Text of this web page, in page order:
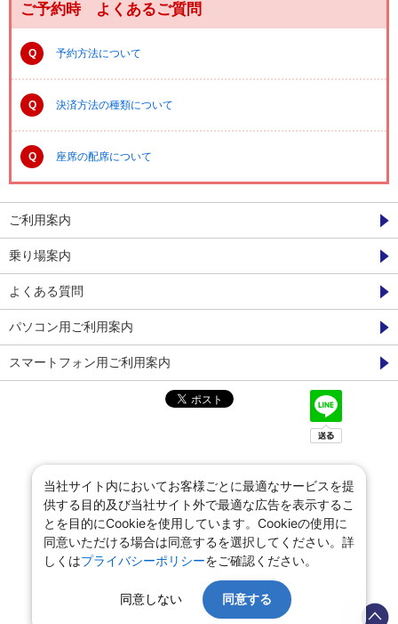
ご予約時 よくあるご質問
Q 予約方法について
Q 決済方法の種類について
Q 座席の配席について
ご利用案内
乗り場案内
よくある質問
パソコン用ご利用案内
スマートフォン用ご利用案内
当社サイト内においてお客様ごとに最適なサービスを提
供する目的及び当社サイト外で最適な広告を表示するこ
とを目的にCookieを使用しています。Cookieの使用に
同意いただける場合は同意するを選択してください。詳
しくはプライバシーポリシーをご確認ください。
同意しない 同意する